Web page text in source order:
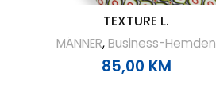
TEXTURE L.
MÄNNER,Business-Hemden
85,00 KM